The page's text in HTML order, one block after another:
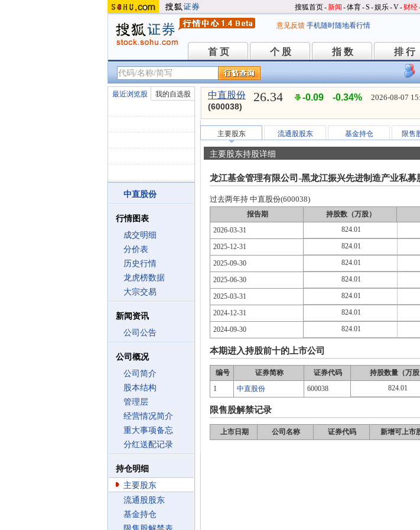
搜狐首页-新闻 -体育-S -娱乐-V- 财经
意见反馈 手机随时随地看行情
首 页
首 页 个 股
个 股 指 数
指 数 排 行
排 行
最近浏览股 我的自选股
中直股份
行情图表
成交明细
分价表
历史行情
龙虎榜数据
大宗交易
新闻资讯
公司公告
公司概况
公司简介
股本结构
管理层
经营情况简介
重大事项备忘
分红送配记录
持仓明细
主要股东
流通股股东
基金持仓
中直股份
(600038)
26.34 -0.09 -0.34% 2026-08-07
主要股东 流通股股东 基金持仓 限售
主要股东持股详细
龙江基金管理有限公司-黑龙江振兴先进制造产业私
过去两年持 中直股份(600038)
报告期 持股数（万股）
2026-03-31
824.01
2025-12-31 824.01
2025-09-30 824.01
2025-06-30 824.01
2025-03-31 824.01
2024-12-31 824.01
2024-09-30 824.01
本期进入持股前十的上市公司
编号 证券简称 证券代码 持股数量（万股
1
中直股份 600038 824.01
限售股解禁记录
上市日期 公司名称 证券代码 新增可上市